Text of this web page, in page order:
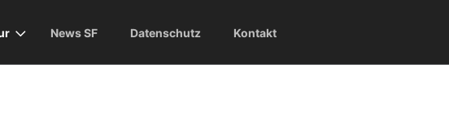
News SF Datenschutz Kontakt